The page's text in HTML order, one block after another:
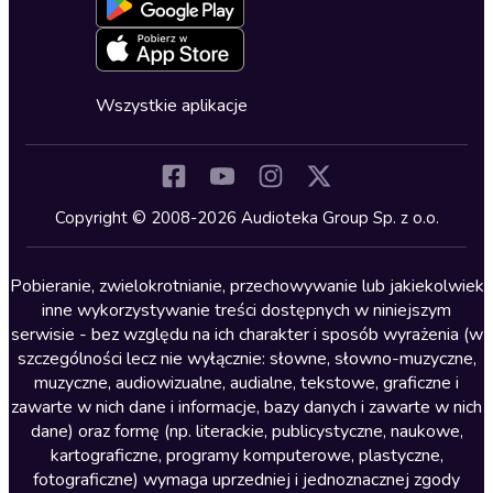
Kryminały
Lektury szkolne
Literatura anglojęzyczna
Literatura faktu
Literatura obyczajowa
Literatura piękna obca
Literatura piękna polska
Nagrania relaksacyjne
Deklaracja dostępności
Oferta dla firm i bibliotek
Zapowiedzi
Cykle audiobooków
Wszystkie aplikacje
Copyright © 2008-2026 Audioteka Group Sp. z o.o.
Pobieranie, zwielokrotnianie, przechowywanie lub jakiekolwiek
inne wykorzystywanie treści dostępnych w niniejszym
serwisie - bez względu na ich charakter i sposób wyrażenia (w
szczególności lecz nie wyłącznie: słowne, słowno-muzyczne,
muzyczne, audiowizualne, audialne, tekstowe, graficzne i
zawarte w nich dane i informacje, bazy danych i zawarte w nich
dane) oraz formę (np. literackie, publicystyczne, naukowe,
kartograficzne, programy komputerowe, plastyczne,
fotograficzne) wymaga uprzedniej i jednoznacznej zgody